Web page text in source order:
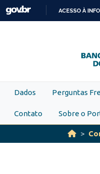
Skip to main content
ACESSO À
Dados Perguntas
Contato Sobre o